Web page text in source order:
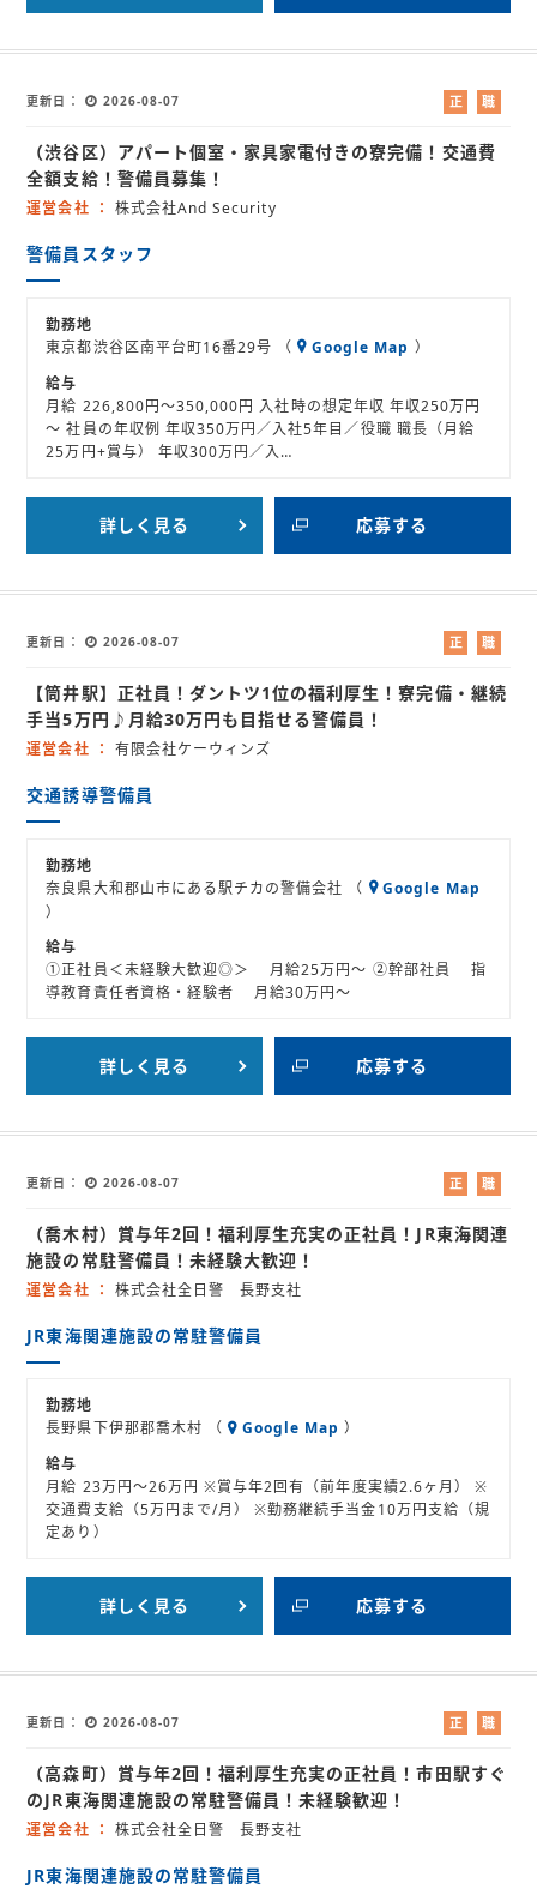
更新日 2026-08-07
正
員
職
紹
（渋谷区）アパート個室・家具家電付きの寮完備！交通費
全額支給！警備員募集！
運営会社 株式会社And Security
警備員スタッフ
勤務地
東京都渋谷区南平台町16番29号 （
Google Map ）
給与
月給 226,800円～350,000円 入社時の想定年収 年収250万円
～ 社員の年収例 年収350万円／入社5年目／役職 職長（月給
25万円+賞与） 年収300万円／入…
詳しく見る 応募する
更新日 2026-08-07
正
員
職
紹
【筒井駅】正社員！ダントツ1位の福利厚生！寮完備・継続
手当5万円♪月給30万円も目指せる警備員！
運営会社 有限会社ケーウィンズ
交通誘導警備員
勤務地
奈良県大和郡山市にある駅チカの警備会社 （
Google Map
）
給与
①正社員＜未経験大歓迎◎＞ 月給25万円～ ②幹部社員 指
導教育責任者資格・経験者 月給30万円～
詳しく見る 応募する
更新日 2026-08-07
正
員
職
紹
（喬木村）賞与年2回！福利厚生充実の正社員！JR東海関連
施設の常駐警備員！未経験大歓迎！
運営会社 株式会社全日警 長野支社
JR東海関連施設の常駐警備員
勤務地
長野県下伊那郡喬木村 （
Google Map ）
給与
月給 23万円～26万円 ※賞与年2回有（前年度実績2.6ヶ月） ※
交通費支給（5万円まで/月） ※勤務継続手当金10万円支給（規
定あり）
詳しく見る 応募する
更新日 2026-08-07
正
員
職
紹
（高森町）賞与年2回！福利厚生充実の正社員！市田駅すぐ
のJR東海関連施設の常駐警備員！未経験歓迎！
運営会社 株式会社全日警 長野支社
JR東海関連施設の常駐警備員